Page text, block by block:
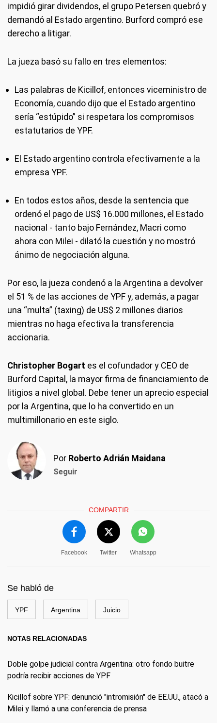
impidió girar dividendos, el grupo Petersen quebró y
demandó al Estado argentino. Burford compró ese
derecho a litigar.
La jueza basó su fallo en tres elementos:
Las palabras de Kicillof, entonces viceministro de
Economía, cuando dijo que el Estado argentino
sería “estúpido” si respetara los compromisos
estatutarios de YPF.
El Estado argentino controla efectivamente a la
empresa YPF.
En todos estos años, desde la sentencia que
ordenó el pago de US$ 16.000 millones, el Estado
nacional - tanto bajo Fernández, Macri como
ahora con Milei - dilató la cuestión y no mostró
ánimo de negociación alguna.
Por eso, la jueza condenó a la Argentina a devolver
el 51 % de las acciones de YPF y, además, a pagar
una “multa” (taxing) de US$ 2 millones diarios
mientras no haga efectiva la transferencia
accionaria.
Christopher Bogart es el cofundador y CEO de
Burford Capital, la mayor firma de financiamiento de
litigios a nivel global. Debe tener un aprecio especial
por la Argentina, que lo ha convertido en un
multimillonario en este siglo.
Por Roberto Adrián Maidana
Seguir
COMPARTIR
Facebook Twitter Whatsapp
Se habló de
YPF Argentina Juicio
NOTAS RELACIONADAS
Doble golpe judicial contra Argentina: otro fondo buitre
podría recibir acciones de YPF
Kicillof sobre YPF: denunció "intromisión" de EE.UU., atacó a
Milei y llamó a una conferencia de prensa